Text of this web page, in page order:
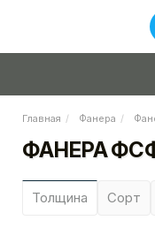
Главная Фанера
ФАНЕРА
Толщина Сорт